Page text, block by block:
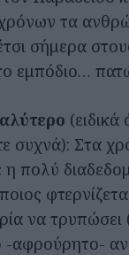
τα
σήμερα
εμπόδιο…
συχνά): Στα
η πολύ
να
-αφρούρητο-